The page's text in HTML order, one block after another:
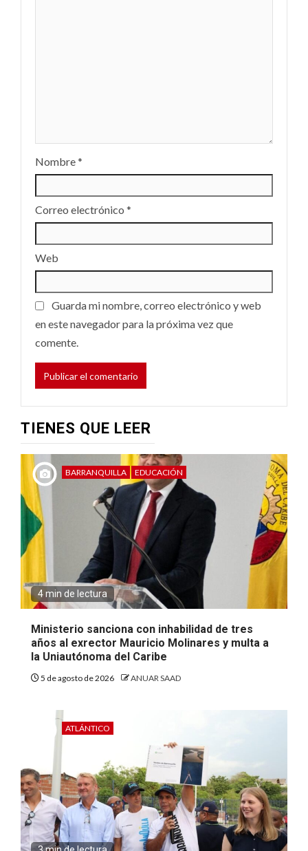
Nombre*
Correo electrónico *
Web
Guarda mi nombre, correo electrónico y web
en este navegador para la próxima vez que
comente.
TIENES QUE LEER
BARRANQUILLA EDUCACIÓN
4 min de lectura
Ministerio sanciona con inhabilidad de tres
años al exrector Mauricio Molinares y multa a
la Uniautónoma del Caribe
5 de agosto de 2026 ANUAR SAAD
ATLÁNTICO